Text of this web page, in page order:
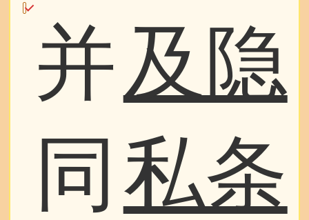
并
同
及隐
私条